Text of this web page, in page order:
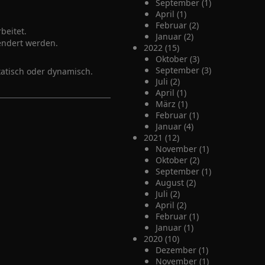
werden.
oder dynamisch.
September (1)
April (1)
Februar (2)
Januar (2)
2022 (15)
Oktober (3)
September (3)
Juli (2)
April (1)
März (1)
Februar (1)
Januar (4)
2021 (12)
November (1)
Oktober (2)
September (1)
August (2)
Juli (2)
April (2)
Februar (1)
Januar (1)
2020 (10)
Dezember (1)
November (1)